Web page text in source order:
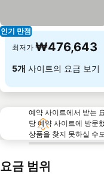
인기 만점
최저가 ₩476,643
5개 사이트의 요금 보기
예약 사이트에서 받는
당 예약 사이트에 방문
상품을 찾지 못하실 수
요금 범위